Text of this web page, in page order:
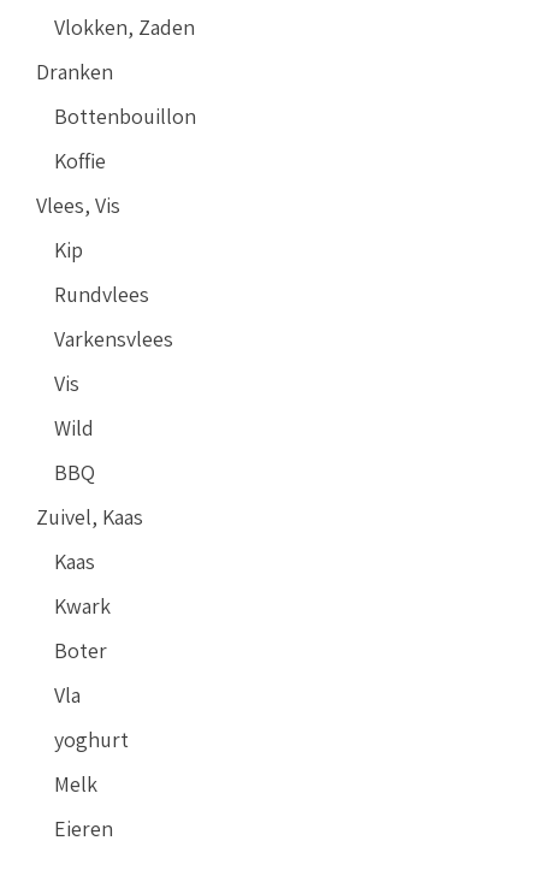
Vlokken, Zaden
Dranken
Bottenbouillon
Koffie
Vlees, Vis
Kip
Rundvlees
Varkensvlees
Vis
Wild
BBQ
Zuivel, Kaas
Kaas
Kwark
Boter
Vla
yoghurt
Melk
Eieren